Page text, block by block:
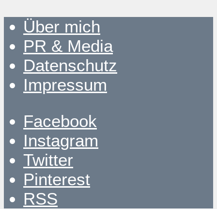
Über mich
PR & Media
Datenschutz
Impressum
Facebook
Instagram
Twitter
Pinterest
RSS